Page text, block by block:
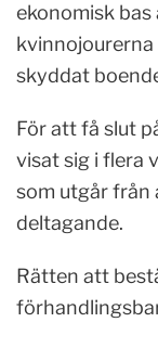
ekonomisk
skyddat
För att få slut
visat sig i flera
som utgår från
deltagande.
Rätten att